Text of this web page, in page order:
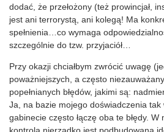
dodać, że przełożony (też prowincjał,
jest ani terrorystą, ani kolegą! Ma
spełnienia…co wymaga
szczególnie do tzw. przyjaciół…
Przy okazji chciałbym zwrócić uwagę
poważniejszych, a często
popełnianych błędów, jakimi są:
Ja, na bazie mojego doświadczenia
gabinecie często łączę oba te błędy.